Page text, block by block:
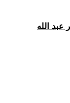
عبد الله